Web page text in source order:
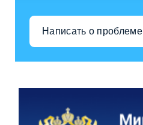
Написать о проблеме